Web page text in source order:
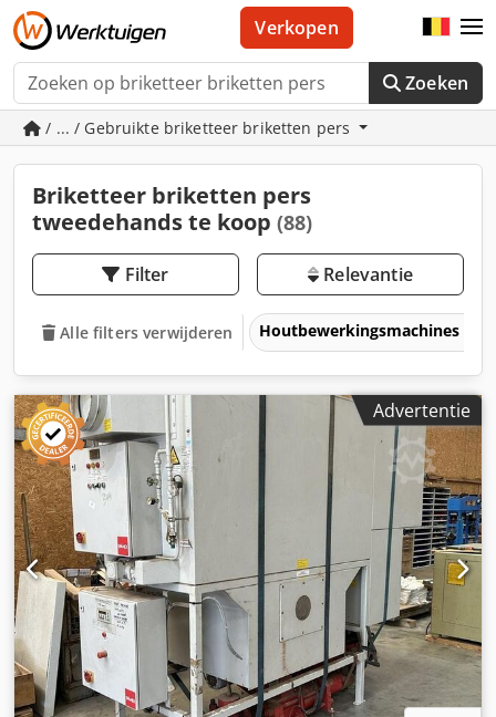
Zoeken
Verkopen
/ ... / Gebruikte briketteer briketten pers
Briketteer briketten pers
tweedehands te koop (88)
Filter Relevantie
Alle filters verwijderen Houtbewerkingsmachines
Advertentie